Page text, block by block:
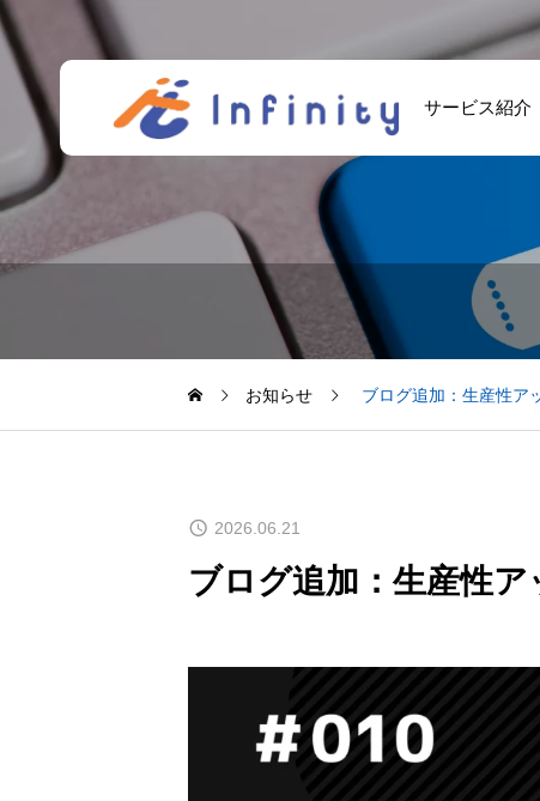
サービス紹介
お知らせ ブログ追加：生産性ア
2026.06.21
ブログ追加：生産性